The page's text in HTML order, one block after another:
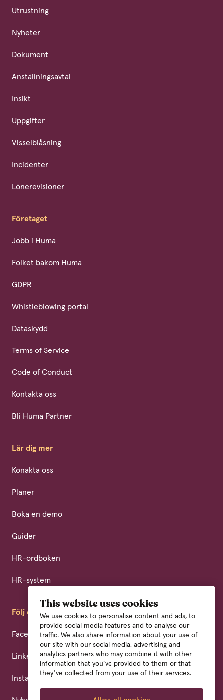
This website uses cookies
We use cookies to personalise content and ads, to
provide social media features and to analyse our
traffic. We also share information about your use of
our site with our social media, advertising and
analytics partners who may combine it with other
information that you’ve provided to them or that
they’ve collected from your use of their services.
Utrustning
Nyheter
Dokument
Anställningsavtal
Insikt
Uppgifter
Visselblåsning
Incidenter
Lönerevisioner
Företaget
Jobb i Huma
Folket bakom Huma
GDPR
Whistleblowing portal
Dataskydd
Terms of Service
Code of Conduct
Kontakta oss
Bli Huma Partner
Lär dig mer
Konakta oss
Planer
Boka en demo
Guider
HR-ordboken
HR-system
Följ oss
Facebook
LinkedIn
Instagram